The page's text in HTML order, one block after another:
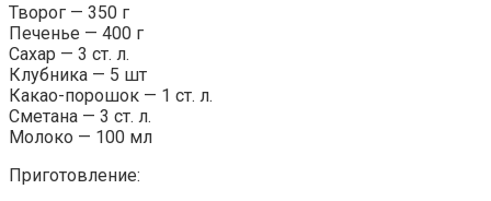
Творог — 350 г
Печенье — 400 г
Сахар — 3 ст. л.
Клубника — 5 шт
Какао-порошок — 1 ст. л.
Сметана — 3 ст. л.
Молоко — 100 мл
Приготовление: